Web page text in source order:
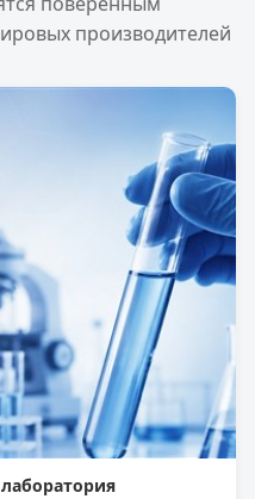
производителей